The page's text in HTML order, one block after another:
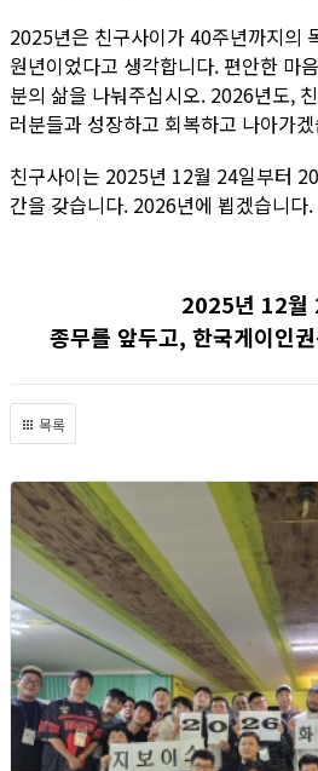
2025년은 친구사이가 40주년까지의
원년이었다고 생각합니다. 편안한 마
분의 삶을 나눠주십시오. 2026년도,
러분들과 성장하고 회복하고 나아가
친구사이는 2025년 12월 24일부터
간을 갖습니다. 2026년에 뵙겠습니다.
2025년 12월
종무를 앞두고, 한국게이인
목록